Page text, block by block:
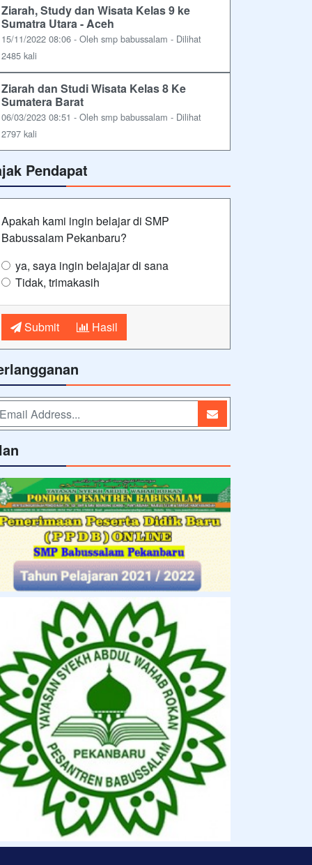
Ziarah, Study dan Wisata Kelas 9 ke
Sumatra Utara - Aceh
15/11/2022 08:06 - Oleh smp babussalam - Dilihat
2485 kali
Ziarah dan Studi Wisata Kelas 8 Ke
Sumatera Barat
06/03/2023 08:51 - Oleh smp babussalam - Dilihat
2797 kali
Pendapat
Apakah kami ingin belajar di SMP
Babussalam Pekanbaru?
ya, saya ingin belajajar di sana
Tidak, trimakasih
Submit Hasil